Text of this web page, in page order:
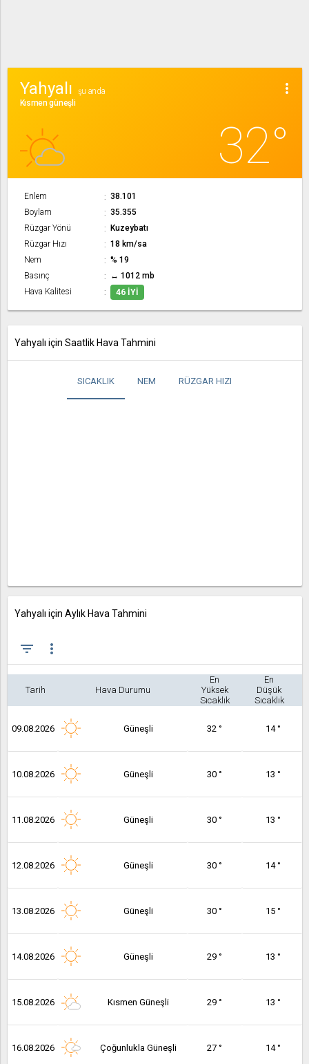
more_vert
Yahyalı
şu anda
Kısmen güneşli
32°
Enlem
38.101
Boylam
35.355
Rüzgar Yönü
Kuzeybatı
Rüzgar Hızı
18 km/sa
Nem
% 19
Basınç
↔ 1012 mb
Hava Kalitesi
46 İYI
Yahyalı için Saatlik Hava Tahmini
SICAKLIK NEM RÜZGAR HIZI
Yahyalı için Aylık Hava Tahmini
filter_list more_vert
Tarih Hava Durumu
En
Yüksek
Sıcaklık
En
Düşük
Sıcaklık
09.08.2026 Güneşli 32 ° 14 °
10.08.2026 Güneşli 30 ° 13 °
11.08.2026 Güneşli 30 ° 13 °
12.08.2026 Güneşli 30 ° 14 °
13.08.2026 Güneşli 30 ° 15 °
14.08.2026 Güneşli 29 ° 13 °
15.08.2026 Kısmen Güneşli 29 ° 13 °
16.08.2026 Çoğunlukla Güneşli 27 ° 14 °